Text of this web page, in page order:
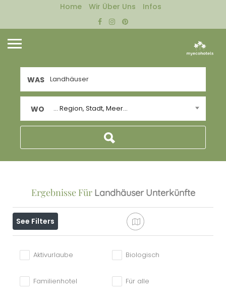
Home Wir Über Uns Infos
WAS
WO ... Region, Stadt, Meer...
Ergebnisse Für Landhäuser Unterkünfte
See Filters
Aktivurlaube Biologisch
Familienhotel Für alle